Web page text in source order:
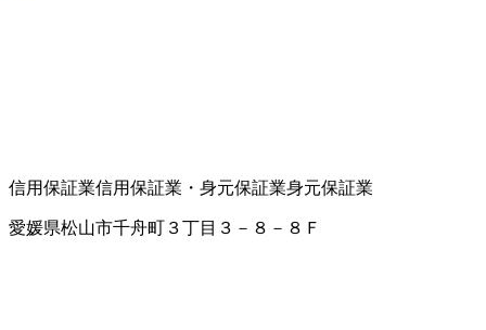
信用保証業信用保証業・身元保証業身元保証業
愛媛県松山市千舟町３丁目３－８－８Ｆ